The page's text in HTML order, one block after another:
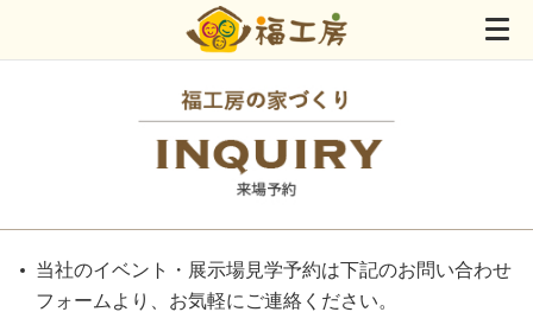
当社のイベント・展示場見学予約は下記のお問い合わせ
フォームより、お気軽にご連絡ください。